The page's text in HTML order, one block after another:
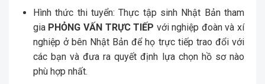
Hình thức thi tuyển: Thực tập sinh Nhật Bản tham
gia PHỎNG VẤN TRỰC TIẾP với nghiệp đoàn và xí
nghiệp ở bên Nhật Bản để họ trực tiếp trao đổi với
các bạn và đưa ra quyết định lựa chọn hồ sơ nào
phù hợp nhất.